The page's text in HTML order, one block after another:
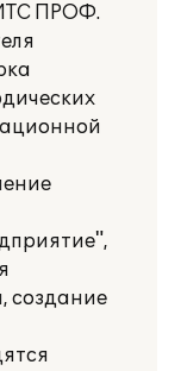
ПРОФ.
создание